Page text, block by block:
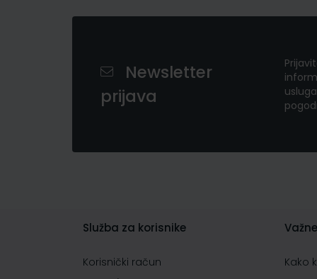
Newsletter
prijava
Služba za korisnike
Korisnički račun
Kako